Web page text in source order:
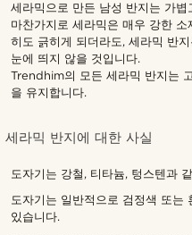
세라믹으로 만든 남성 반지는 가
마찬가지로 세라믹은 매우 강한
히도 긁히게 되더라도, 세라믹 반
눈에 띄지 않을 것입니다.
Trendhim의 모든 세라믹 반지는
을 유지합니다.
세라믹 반지에 대한 사실
도자기는 강철, 티타늄, 텅스텐과
도자기는 일반적으로 검정색 또는
있습니다.